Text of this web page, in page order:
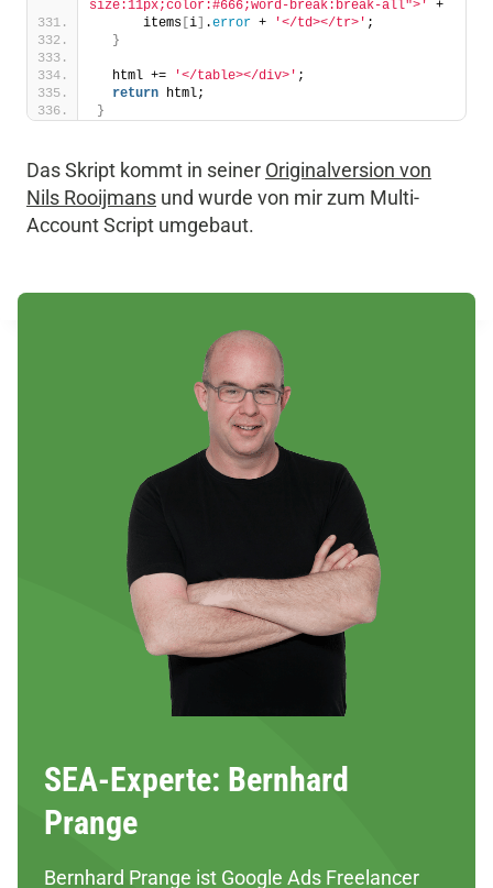
size:11px;color:#666;word-break:break-all">'
+
      items
i .error + '</td></tr>' ;
}
  html +=
'</table></div>' ;
return html;
}
Das Skript kommt in seiner Originalversion von
Nils Rooijmans und wurde von mir zum Multi-
Account Script umgebaut.
SEA-Experte: Bernhard
Prange
Bernhard Prange ist Google Ads Freelancer